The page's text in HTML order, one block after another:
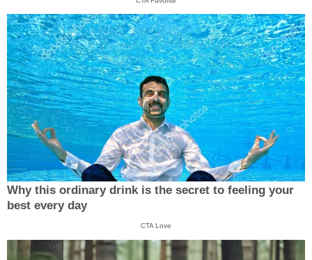
Why this ordinary drink is the secret to feeling your
best every day
CTA Love